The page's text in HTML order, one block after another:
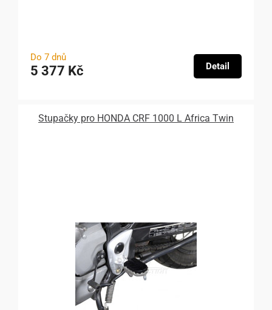
Do 7 dnů
5 377 Kč Detail
Stupačky pro HONDA CRF 1000 L Africa Twin